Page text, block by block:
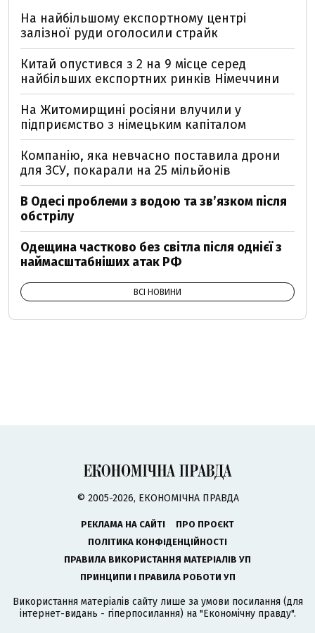
На найбільшому експортному центрі
залізної руди оголосили страйк
Китай опустився з 2 на 9 місце серед
найбільших експортних ринків Німеччини
На Житомирщині росіяни влучили у
підприємство з німецьким капіталом
Компанію, яка невчасно поставила дрони
для ЗСУ, покарали на 25 мільйонів
В Одесі проблеми з водою та звʼязком після
обстрілу
Одещина частково без світла після однієї з
наймасштабніших атак РФ
ВСІ НОВИНИ
© 2005-2026, ЕКОНОМІЧНА ПРАВДА
РЕКЛАМА НА САЙТІ
ПРО ПРОЄКТ
ПОЛІТИКА КОНФІДЕНЦІЙНОСТІ
ПРАВИЛА ВИКОРИСТАННЯ МАТЕРІАЛІВ УП
ПРИНЦИПИ І ПРАВИЛА РОБОТИ УП
Використання матеріалів сайту лише за умови посилання (для
інтернет-видань - гіперпосилання) на "Економічну правду".